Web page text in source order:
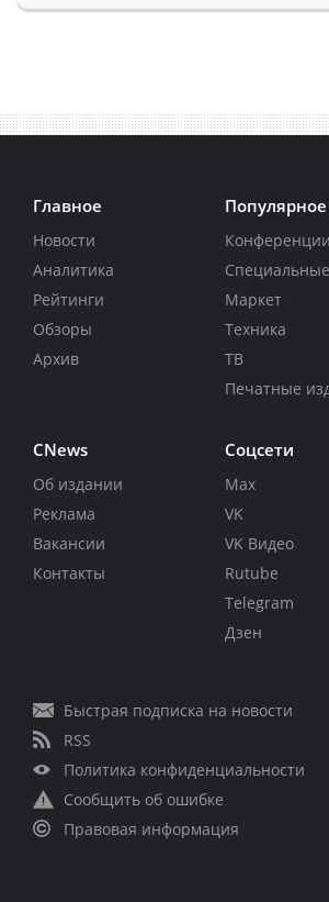
Главное
Новости
Аналитика
Рейтинги
Обзоры
Архив
Популярное
Конференции
Маркет
Техника
ТВ
Печатные
CNews
Об издании
Реклама
Вакансии
Контакты
Соцсети
Max
VK
VK Видео
Rutube
Telegram
Дзен
Быстрая подписка на новости
RSS
Политика конфиденциальности
Сообщить об ошибке
Правовая информация